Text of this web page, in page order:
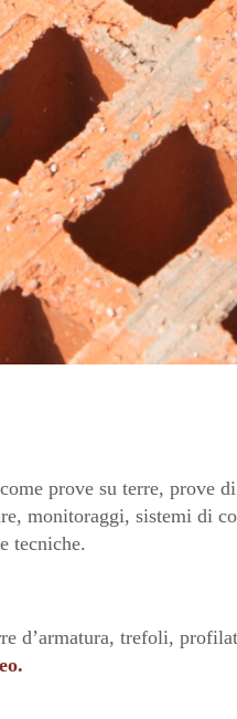
prove su terre, prove
monitoraggi, sistemi di
tecniche.
d’armatura, trefoli,